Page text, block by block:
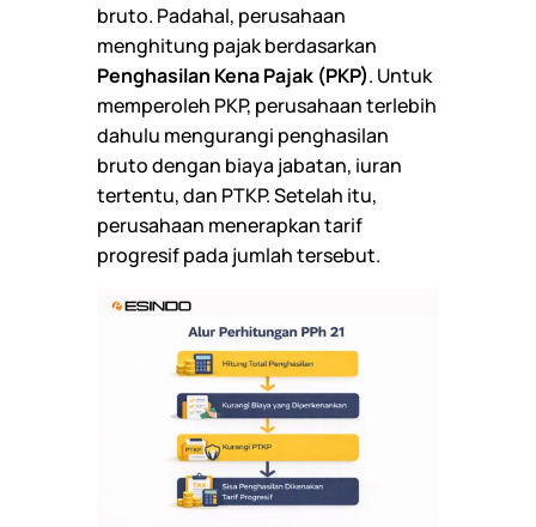
bruto. Padahal, perusahaan
menghitung pajak berdasarkan
Penghasilan Kena Pajak (PKP). Untuk
memperoleh PKP, perusahaan terlebih
dahulu mengurangi penghasilan
bruto dengan biaya jabatan, iuran
tertentu, dan PTKP. Setelah itu,
perusahaan menerapkan tarif
progresif pada jumlah tersebut.